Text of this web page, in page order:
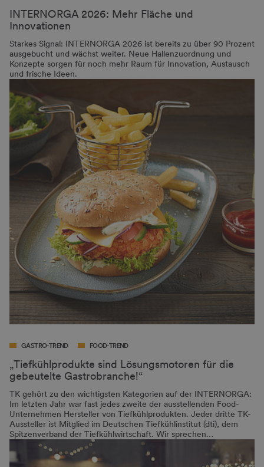
INTERNORGA 2026: Mehr Fläche und
Innovationen
Starkes Signal: INTERNORGA 2026 ist bereits zu über 90 Prozent
ausgebucht und wächst weiter. Neue Hallenzuordnung und
Konzepte sorgen für noch mehr Raum für Innovation, Austausch
und frische Ideen.
GASTRO-TREND FOOD-TREND
„Tiefkühlprodukte sind Lösungsmotoren für die
gebeutelte Gastrobranche!“
TK gehört zu den wichtigsten Kategorien auf der INTERNORGA:
Im letzten Jahr war fast jedes zweite der ausstellenden Food-
Unternehmen Hersteller von Tiefkühlprodukten. Jeder dritte TK-
Aussteller ist Mitglied im Deutschen Tiefkühlinstitut (dti), dem
Spitzenverband der Tiefkühlwirtschaft. Wir sprechen…